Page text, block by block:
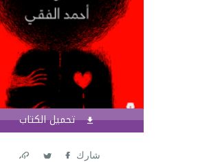
تحميل الكتاب
شارك